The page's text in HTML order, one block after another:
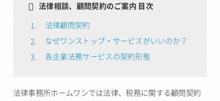
法律相談、顧問契約のご案内 目次
法律顧問契約
なぜワンストップ・サービスがいいのか？
各企業法務サービスの契約形態
法律事務所ホームワンでは法律、税務に関する顧問契約